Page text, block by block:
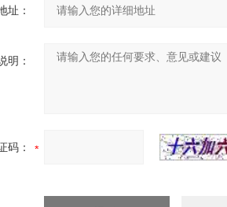
址：
明：
码：